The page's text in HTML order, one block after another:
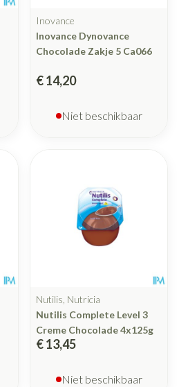
Inovance
Inovance Dynovance
Chocolade Zakje 5 Ca066
€ 14,20
Niet beschikbaar
Nutilis, Nutricia
Nutilis Complete Level 3
Creme Chocolade 4x125g
€ 13,45
Niet beschikbaar